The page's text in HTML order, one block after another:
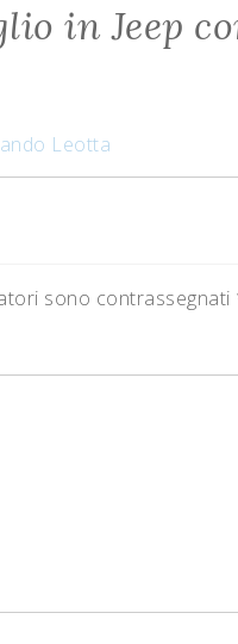
in Jeep
Leotta
sono contrassegnati